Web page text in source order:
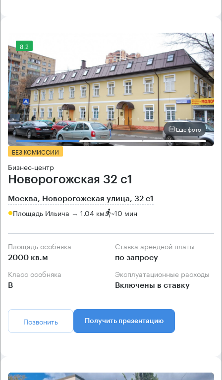
8.2
Еще фото
БЕЗ КОМИССИИ
Бизнес-центр
Новорогожская 32 с1
Москва, Новорогожская улица, 32 с1
Площадь Ильича → 1.04 км ~10 мин
Площадь особняка
2000 кв.м
Ставка арендной платы
по запросу
Класс особняка
B
Эксплуатационные расходы
Включены в ставку
Позвонить Получить презентацию